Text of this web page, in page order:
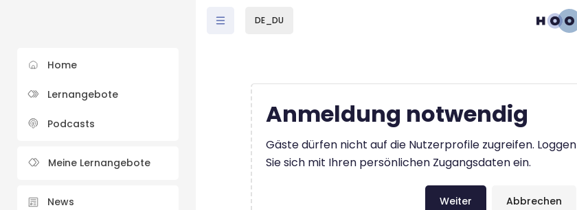
Home
Lernangebote
Podcasts
Meine Lernangebote
News
DE_DU
Anmeldung notwendig
Gäste dürfen nicht auf die Nutzerprofile zugreifen. Loggen
Sie sich mit Ihren persönlichen Zugangsdaten ein.
Abbrechen
Weiter